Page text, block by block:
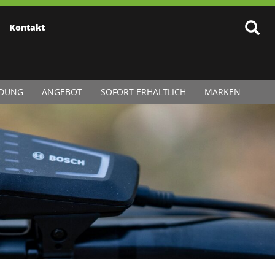
Kontakt
ANGEBOT SOFORT ERHÄLTLICH MARKEN